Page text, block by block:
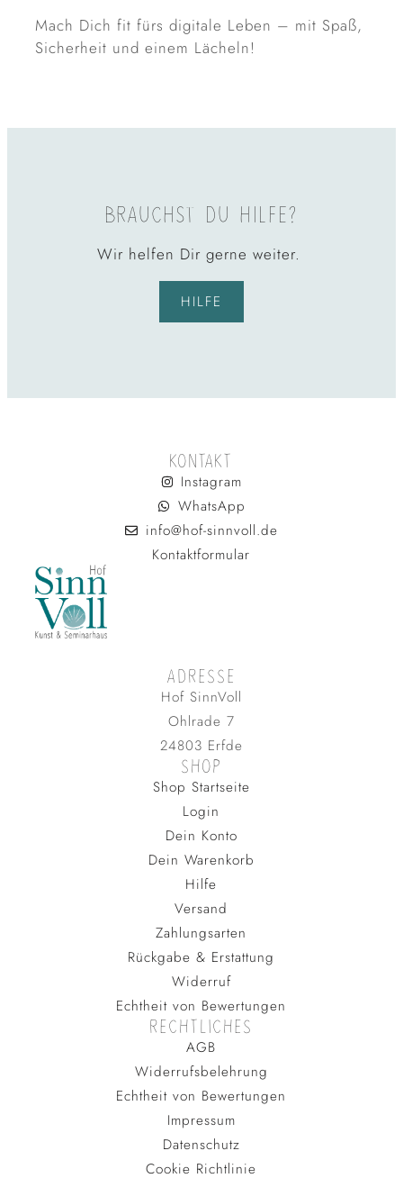
Mach Dich fit fürs digitale Leben – mit Spaß,
Sicherheit und einem Lächeln!
BRAUCHST DU HILFE?
Wir helfen Dir gerne weiter.
HILFE
ADRESSE
Hof SinnVoll
Ohlrade 7
24803 Erfde
SHOP
Shop Startseite
Login
Dein Konto
Dein Warenkorb
Hilfe
Versand
Zahlungsarten
Rückgabe & Erstattung
Widerruf
Echtheit von Bewertungen
KONTAKT
Instagram
WhatsApp
info@hof-sinnvoll.de
Kontaktformular
RECHTLICHES
AGB
Widerrufsbelehrung
Echtheit von Bewertungen
Impressum
Datenschutz
Cookie Richtlinie